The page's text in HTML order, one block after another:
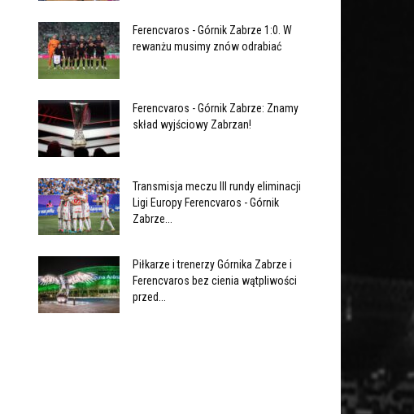
Ferencvaros - Górnik Zabrze 1:0. W
rewanżu musimy znów odrabiać
Ferencvaros - Górnik Zabrze: Znamy
skład wyjściowy Zabrzan!
Transmisja meczu III rundy eliminacji
Ligi Europy Ferencvaros - Górnik
Zabrze...
Piłkarze i trenerzy Górnika Zabrze i
Ferencvaros bez cienia wątpliwości
przed...